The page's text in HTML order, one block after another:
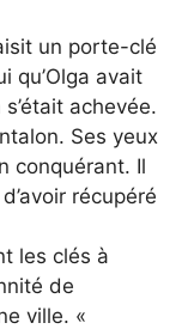
un porte-clé
qu’Olga avait
achevée.
Ses yeux
conquérant. Il
récupéré
les clés à
de
ville. «